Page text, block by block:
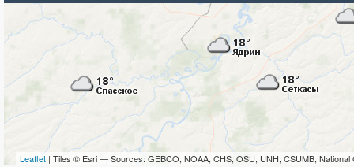
Leaflet | Tiles © Esri — Sources: GEBCO, NOAA, CHS, OSU, UNH, CSUMB, National